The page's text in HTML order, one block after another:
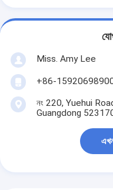
Miss. Amy Lee
+86-
নং 220, Yuehui
Guangdong